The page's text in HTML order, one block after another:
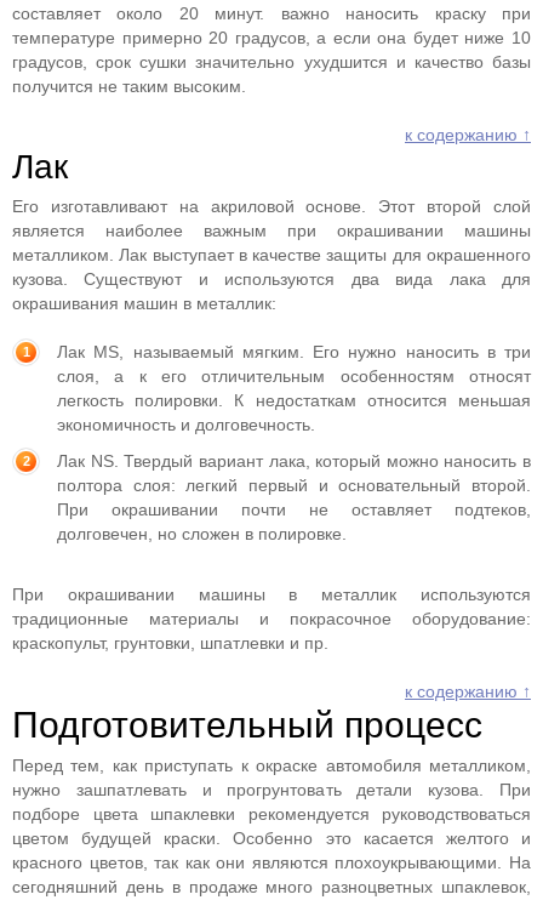
составляет около 20 минут. важно наносить краску при
температуре примерно 20 градусов, а если она будет ниже 10
градусов, срок сушки значительно ухудшится и качество базы
получится не таким высоким.
к содержанию ↑
Лак
Его изготавливают на акриловой основе. Этот второй слой
является наиболее важным при окрашивании машины
металликом. Лак выступает в качестве защиты для окрашенного
кузова. Существуют и используются два вида лака для
окрашивания машин в металлик:
Лак MS, называемый мягким. Его нужно наносить в три
слоя, а к его отличительным особенностям относят
легкость полировки. К недостаткам относится меньшая
экономичность и долговечность.
Лак NS. Твердый вариант лака, который можно наносить в
полтора слоя: легкий первый и основательный второй.
При окрашивании почти не оставляет подтеков,
долговечен, но сложен в полировке.
При окрашивании машины в металлик используются
традиционные материалы и покрасочное оборудование:
краскопульт, грунтовки, шпатлевки и пр.
к содержанию ↑
Подготовительный процесс
Перед тем, как приступать к окраске автомобиля металликом,
нужно зашпатлевать и прогрунтовать детали кузова. При
подборе цвета шпаклевки рекомендуется руководствоваться
цветом будущей краски. Особенно это касается желтого и
красного цветов, так как они являются плохоукрывающими. На
сегодняшний день в продаже много разноцветных шпаклевок,